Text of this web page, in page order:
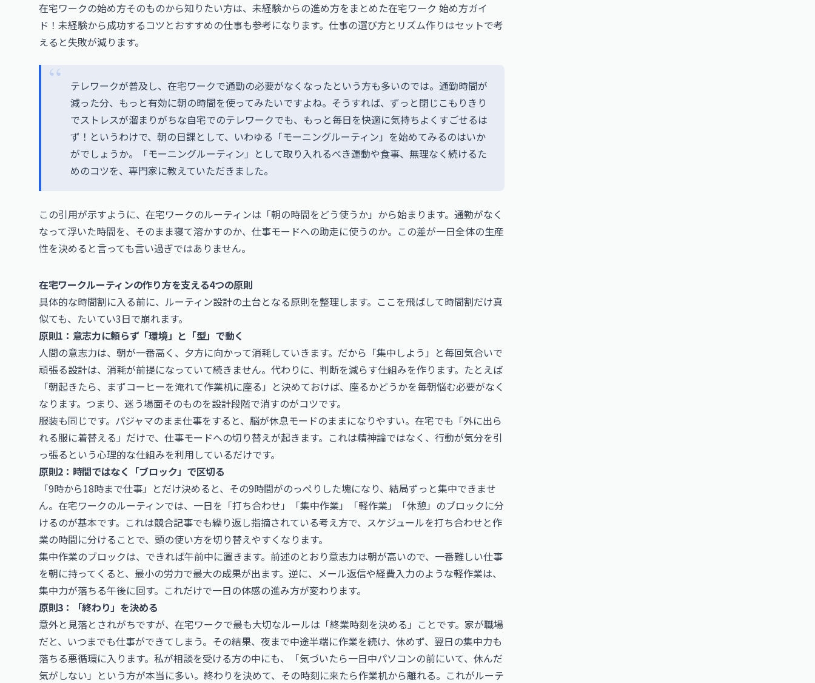
在宅ワークの始め方そのものから知りたい方は、未経験からの進め方をまとめた在宅ワーク 始め方ガイ
ド！未経験から成功するコツとおすすめの仕事も参考になります。仕事の選び方とリズム作りはセットで考
えると失敗が減ります。
テレワークが普及し、在宅ワークで通勤の必要がなくなったという方も多いのでは。通勤時間が
減った分、もっと有効に朝の時間を使ってみたいですよね。そうすれば、ずっと閉じこもりきり
でストレスが溜まりがちな自宅でのテレワークでも、もっと毎日を快適に気持ちよくすごせるは
ず！というわけで、朝の日課として、いわゆる「モーニングルーティン」を始めてみるのはいか
がでしょうか。「モーニングルーティン」として取り入れるべき運動や食事、無理なく続けるた
めのコツを、専門家に教えていただきました。
この引用が示すように、在宅ワークのルーティンは「朝の時間をどう使うか」から始まります。通勤がなく
なって浮いた時間を、そのまま寝て溶かすのか、仕事モードへの助走に使うのか。この差が一日全体の生産
性を決めると言っても言い過ぎではありません。
在宅ワークルーティンの作り方を支える4つの原則
具体的な時間割に入る前に、ルーティン設計の土台となる原則を整理します。ここを飛ばして時間割だけ真
似ても、たいてい3日で崩れます。
原則1：意志力に頼らず「環境」と「型」で動く
人間の意志力は、朝が一番高く、夕方に向かって消耗していきます。だから「集中しよう」と毎回気合いで
頑張る設計は、消耗が前提になっていて続きません。代わりに、判断を減らす仕組みを作ります。たとえば
「朝起きたら、まずコーヒーを淹れて作業机に座る」と決めておけば、座るかどうかを毎朝悩む必要がなく
なります。つまり、迷う場面そのものを設計段階で消すのがコツです。
服装も同じです。パジャマのまま仕事をすると、脳が休息モードのままになりやすい。在宅でも「外に出ら
れる服に着替える」だけで、仕事モードへの切り替えが起きます。これは精神論ではなく、行動が気分を引
っ張るという心理的な仕組みを利用しているだけです。
原則2：時間ではなく「ブロック」で区切る
「9時から18時まで仕事」とだけ決めると、その9時間がのっぺりした塊になり、結局ずっと集中できませ
ん。在宅ワークのルーティンでは、一日を「打ち合わせ」「集中作業」「軽作業」「休憩」のブロックに分
けるのが基本です。これは競合記事でも繰り返し指摘されている考え方で、スケジュールを打ち合わせと作
業の時間に分けることで、頭の使い方を切り替えやすくなります。
集中作業のブロックは、できれば午前中に置きます。前述のとおり意志力は朝が高いので、一番難しい仕事
を朝に持ってくると、最小の労力で最大の成果が出ます。逆に、メール返信や経費入力のような軽作業は、
集中力が落ちる午後に回す。これだけで一日の体感の進み方が変わります。
原則3：「終わり」を決める
意外と見落とされがちですが、在宅ワークで最も大切なルールは「終業時刻を決める」ことです。家が職場
だと、いつまでも仕事ができてしまう。その結果、夜まで中途半端に作業を続け、休めず、翌日の集中力も
落ちる悪循環に入ります。私が相談を受ける方の中にも、「気づいたら一日中パソコンの前にいて、休んだ
気がしない」という方が本当に多い。終わりを決めて、その時刻に来たら作業机から離れる。これがルーテ